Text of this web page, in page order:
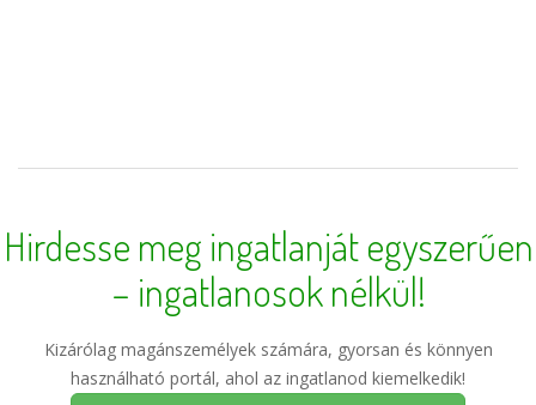
Hirdesse meg ingatlanját egyszerűen
– ingatlanosok nélkül!
Kizárólag magánszemélyek számára, gyorsan és könnyen
használható portál, ahol az ingatlanod kiemelkedik!